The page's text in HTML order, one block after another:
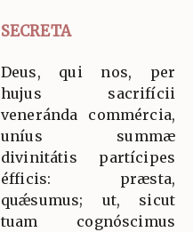
SECRETA
Deus, qui nos, per
hujus sacrifícii
veneránda commércia,
uníus summæ
divinitátis partícipes
éfficis: præsta,
quǽsumus; ut, sicut
tuam cognóscimus